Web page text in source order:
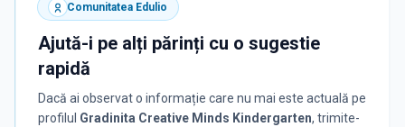
Comunitatea Edulio
Ajută-i pe alți părinți cu o sugestie
rapidă
Dacă ai observat o informație care nu mai este actuală pe
profilul Gradinita Creative Minds Kindergarten, trimite-